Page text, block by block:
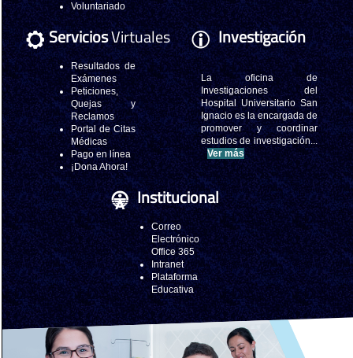
Voluntariado
ServiciosVirtuales
Resultados de
Exámenes
Peticiones,
Quejas y
Reclamos
Portal de Citas
Médicas
Pago en línea
¡Dona Ahora!
Investigación
La oficina de
Investigaciones del
Hospital Universitario San
Ignacio es la encargada de
promover y coordinar
estudios de investigación...
Ver más
Institucional
Correo
Electrónico
Office 365
Intranet
Plataforma
Educativa